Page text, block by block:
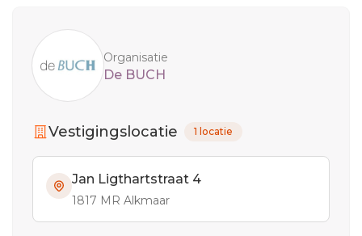
Organisatie
De BUCH
Vestigingslocatie 1 locatie
Jan Ligthartstraat 4
1817 MR Alkmaar